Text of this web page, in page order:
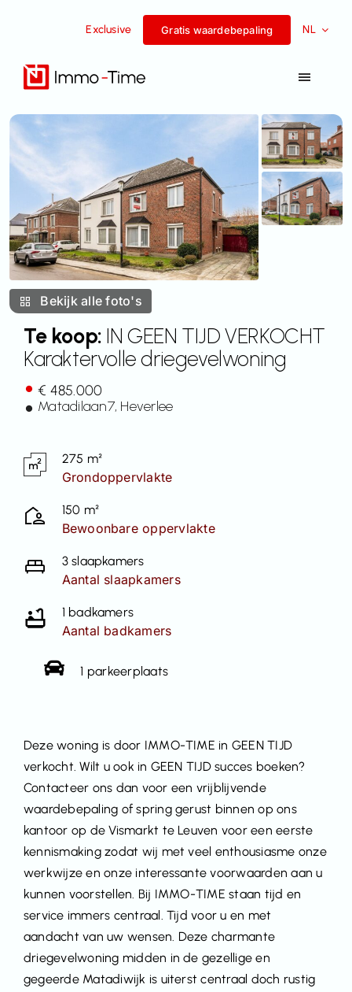
Exclusive Gratis waardebepaling NL
Te koop
Te huur
Succesverhalen
Team
Bekijk alle foto's
Te koop: IN GEEN TIJD VERKOCHT
Karaktervolle driegevelwoning
€ 485.000
Matadilaan7, Heverlee
275 m²
Grondoppervlakte
150 m²
Bewoonbare oppervlakte
3 slaapkamers
Aantal slaapkamers
1 badkamers
Aantal badkamers
1 parkeerplaats
Deze woning is door IMMO-TIME in GEEN TIJD
verkocht. Wilt u ook in GEEN TIJD succes boeken?
Contacteer ons dan voor een vrijblijvende
waardebepaling of spring gerust binnen op ons
kantoor op de Vismarkt te Leuven voor een eerste
kennismaking zodat wij met veel enthousiasme onze
werkwijze en onze interessante voorwaarden aan u
kunnen voorstellen. Bij IMMO-TIME staan tijd en
service immers centraal. Tijd voor u en met
aandacht van uw wensen. Deze charmante
driegevelwoning midden in de gezellige en
gegeerde Matadiwijk is uiterst centraal doch rustig